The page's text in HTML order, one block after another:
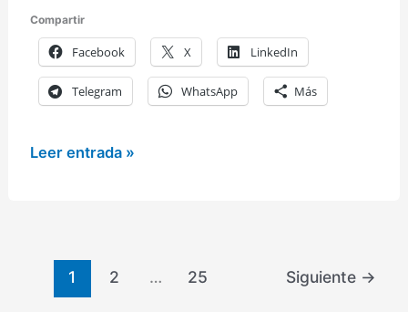
Compartir
Facebook X LinkedIn
Telegram WhatsApp Más
Coches
Tavitoys
(Bburago
Leer entrada »
1 2 … 25 Siguiente →